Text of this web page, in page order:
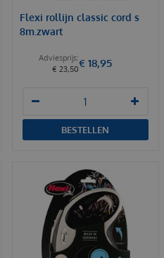
Flexi rollijn classic cord s
8m.zwart
€ 23,50€ 18,95
BESTELLEN